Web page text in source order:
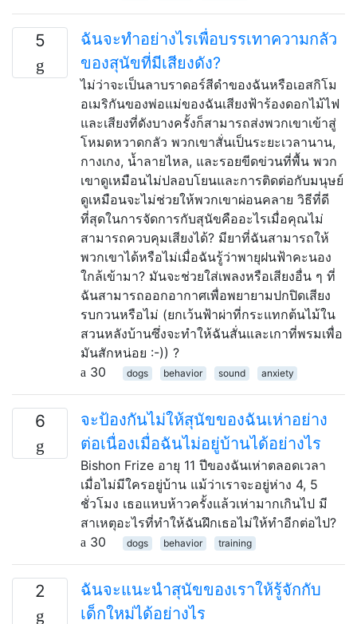
5
ฉันจะทำอย่างไรเพื่อบรรเทาความกลัว
ของสุนัขที่มีเสียงดัง?
ไม่ว่าจะเป็นลาบราดอร์สีดำของฉันหรือเอสกิโม
อเมริกันของพ่อแม่ของฉันเสียงฟ้าร้องดอกไม้ไฟ
และเสียงที่ดังบางครั้งก็สามารถส่งพวกเขาเข้าสู่
โหมดหวาดกลัว พวกเขาสั่นเป็นระยะเวลานาน,
กางเกง, น้ำลายไหล, และรอยขีดข่วนที่พื้น พวก
เขาดูเหมือนไม่ปลอบโยนและการติดต่อกับมนุษย์
ดูเหมือนจะไม่ช่วยให้พวกเขาผ่อนคลาย วิธีที่ดี
ที่สุดในการจัดการกับสุนัขคืออะไรเมื่อคุณไม่
สามารถควบคุมเสียงได้? มียาที่ฉันสามารถให้
พวกเขาได้หรือไม่เมื่อฉันรู้ว่าพายุฝนฟ้าคะนอง
ใกล้เข้ามา? มันจะช่วยใส่เพลงหรือเสียงอื่น ๆ ที่
ฉันสามารถออกอากาศเพื่อพยายามปกปิดเสียง
รบกวนหรือไม่ (ยกเว้นฟ้าผ่าที่กระแทกต้นไม้ใน
สวนหลังบ้านซึ่งจะทำให้ฉันสั่นและเกาที่พรมเพื่อ
มันสักหน่อย :-)) ?
30
dogs behavior sound anxiety
6
จะป้องกันไม่ให้สุนัขของฉันเห่าอย่าง
ต่อเนื่องเมื่อฉันไม่อยู่บ้านได้อย่างไร
Bishon Frize อายุ 11 ปีของฉันเห่าตลอดเวลา
เมื่อไม่มีใครอยู่บ้าน แม้ว่าเราจะอยู่ห่าง 4, 5
ชั่วโมง เธอแหบห้าวครั้งแล้วเห่ามากเกินไป มี
สาเหตุอะไรที่ทำให้ฉันฝึกเธอไม่ให้ทำอีกต่อไป?
30
dogs behavior training
2
ฉันจะแนะนำสุนัขของเราให้รู้จักกับ
เด็กใหม่ได้อย่างไร